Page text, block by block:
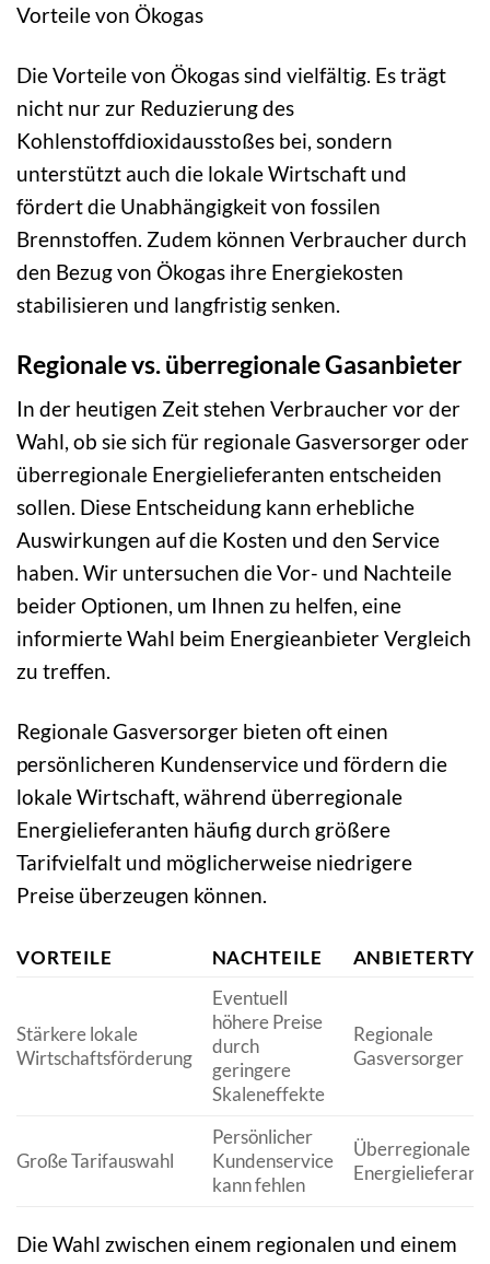
Vorteile von Ökogas
Die Vorteile von Ökogas sind vielfältig. Es trägt
nicht nur zur Reduzierung des
Kohlenstoffdioxidausstoßes bei, sondern
unterstützt auch die lokale Wirtschaft und
fördert die Unabhängigkeit von fossilen
Brennstoffen. Zudem können Verbraucher durch
den Bezug von Ökogas ihre Energiekosten
stabilisieren und langfristig senken.
Regionale vs. überregionale Gasanbieter
In der heutigen Zeit stehen Verbraucher vor der
Wahl, ob sie sich für regionale Gasversorger oder
überregionale Energielieferanten entscheiden
sollen. Diese Entscheidung kann erhebliche
Auswirkungen auf die Kosten und den Service
haben. Wir untersuchen die Vor- und Nachteile
beider Optionen, um Ihnen zu helfen, eine
informierte Wahl beim Energieanbieter Vergleich
zu treffen.
Regionale Gasversorger bieten oft einen
persönlicheren Kundenservice und fördern die
lokale Wirtschaft, während überregionale
Energielieferanten häufig durch größere
Tarifvielfalt und möglicherweise niedrigere
Preise überzeugen können.
VORTEILE NACHTEILE ANBIETERTYP
Stärkere lokale
Wirtschaftsförderung
Eventuell
höhere Preise
durch
geringere
Skaleneffekte
Regionale
Gasversorger
Große Tarifauswahl
Persönlicher
Kundenservice
kann fehlen
Überregionale
Die Wahl zwischen einem regionalen und einem